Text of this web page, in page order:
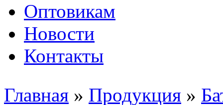
Оптовикам
Новости
Контакты
Главная » Продукция »